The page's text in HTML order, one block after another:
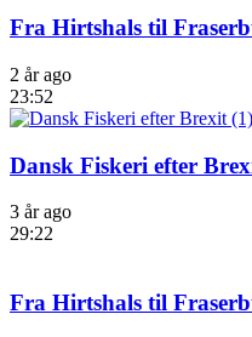
Fra Hirtshals til
2 år ago
23:52
Dansk Fiskeri efter
3 år ago
29:22
Fra Hirtshals til